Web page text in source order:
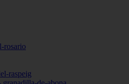
rosario
raspeig